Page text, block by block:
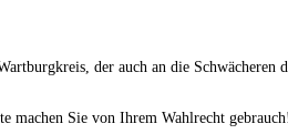
der auch an die Schwächeren
machen Sie von Ihrem Wahlrecht